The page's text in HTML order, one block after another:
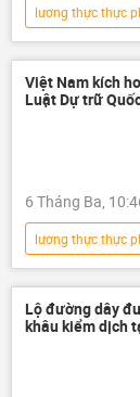
lương thực thực
thông tin
nông nghiệp
Bộ Nông nghiệp
Việt Nam kích
Luật Dự trữ
6 Tháng Ba,
lương thực thực
lương thực
Chính phủ
Leo thang căng
Lộ đường dây
khâu kiểm dịch